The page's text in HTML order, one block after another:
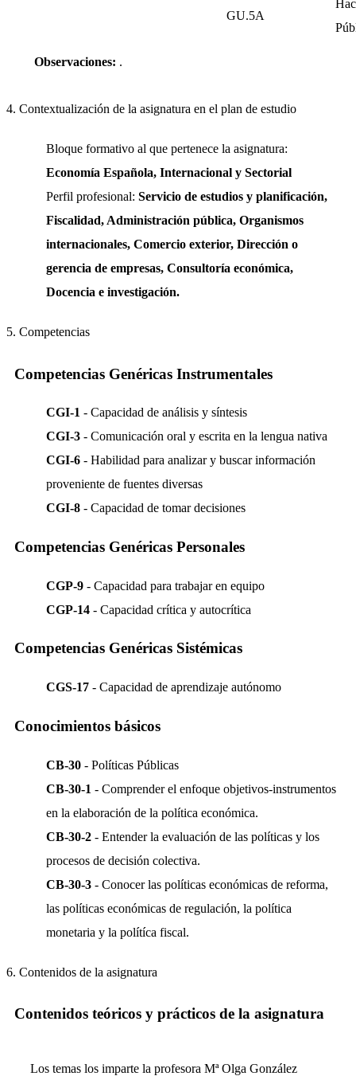
GU.5A
Observaciones: .
4. Contextualización de la asignatura en el plan de estudio
Bloque formativo al que pertenece la asignatura:
Economía Española, Internacional y Sectorial
Perfil profesional: Servicio de estudios y planificación,
Fiscalidad, Administración pública, Organismos
internacionales, Comercio exterior, Dirección o
gerencia de empresas, Consultoría económica,
Docencia e investigación.
5. Competencias
Competencias Genéricas Instrumentales
CGI-1 - Capacidad de análisis y síntesis
CGI-3 - Comunicación oral y escrita en la lengua nativa
CGI-6 - Habilidad para analizar y buscar información
proveniente de fuentes diversas
CGI-8 - Capacidad de tomar decisiones
Competencias Genéricas Personales
CGP-9 - Capacidad para trabajar en equipo
CGP-14 - Capacidad crítica y autocrítica
Competencias Genéricas Sistémicas
CGS-17 - Capacidad de aprendizaje autónomo
Conocimientos básicos
CB-30 - Políticas Públicas
CB-30-1 - Comprender el enfoque objetivos-instrumentos
en la elaboración de la política económica.
CB-30-2 - Entender la evaluación de las políticas y los
procesos de decisión colectiva.
CB-30-3 - Conocer las políticas económicas de reforma,
las políticas económicas de regulación, la política
monetaria y la polítíca fiscal.
6. Contenidos de la asignatura
Contenidos teóricos y prácticos de la asignatura
Los temas los imparte la profesora Mª Olga González